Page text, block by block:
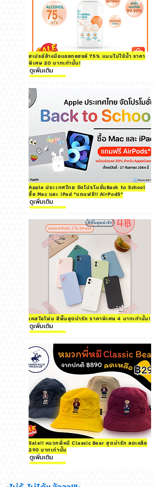
สเปรย์ล้างมือแอลกอฮอล์ 75% แบบไม่ใช้น้ำ ราคา
พิเศษ 20 บาทเท่านั้น!
ดูเพิ่มเติม
Apple ประเทศไทย จัดโปรโมชั่นBack to School
ซื้อ Mac และ iPad *แถมฟรี!! AirPodS*
ดูเพิ่มเติม
เคสไอโฟน สีพื้นสุดน่ารัก ราคาพิเศษ 4 บาทเท่านั้น!
ดูเพิ่มเติม
Sale!! หมวกพี่หมี Classic Bear สุดน่ารัก ลดเหลือ
290 บาทเท่านั้น
ดูเพิ่มเติม